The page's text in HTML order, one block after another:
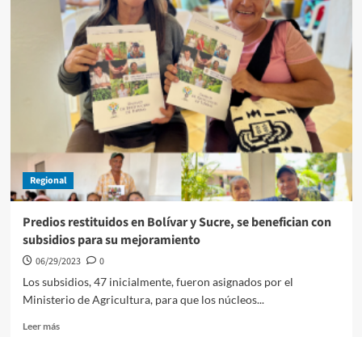
su
inscripción
ante
la
Registraduría,
Dumek
Turbay
oficialmente
candidato
la
Alcaldía
Cartagena
Regional
Predios restituidos en Bolívar y Sucre, se benefician con
subsidios para su mejoramiento
06/29/2023
0
Los subsidios, 47 inicialmente, fueron asignados por el
Ministerio de Agricultura, para que los núcleos...
Leer másLeer